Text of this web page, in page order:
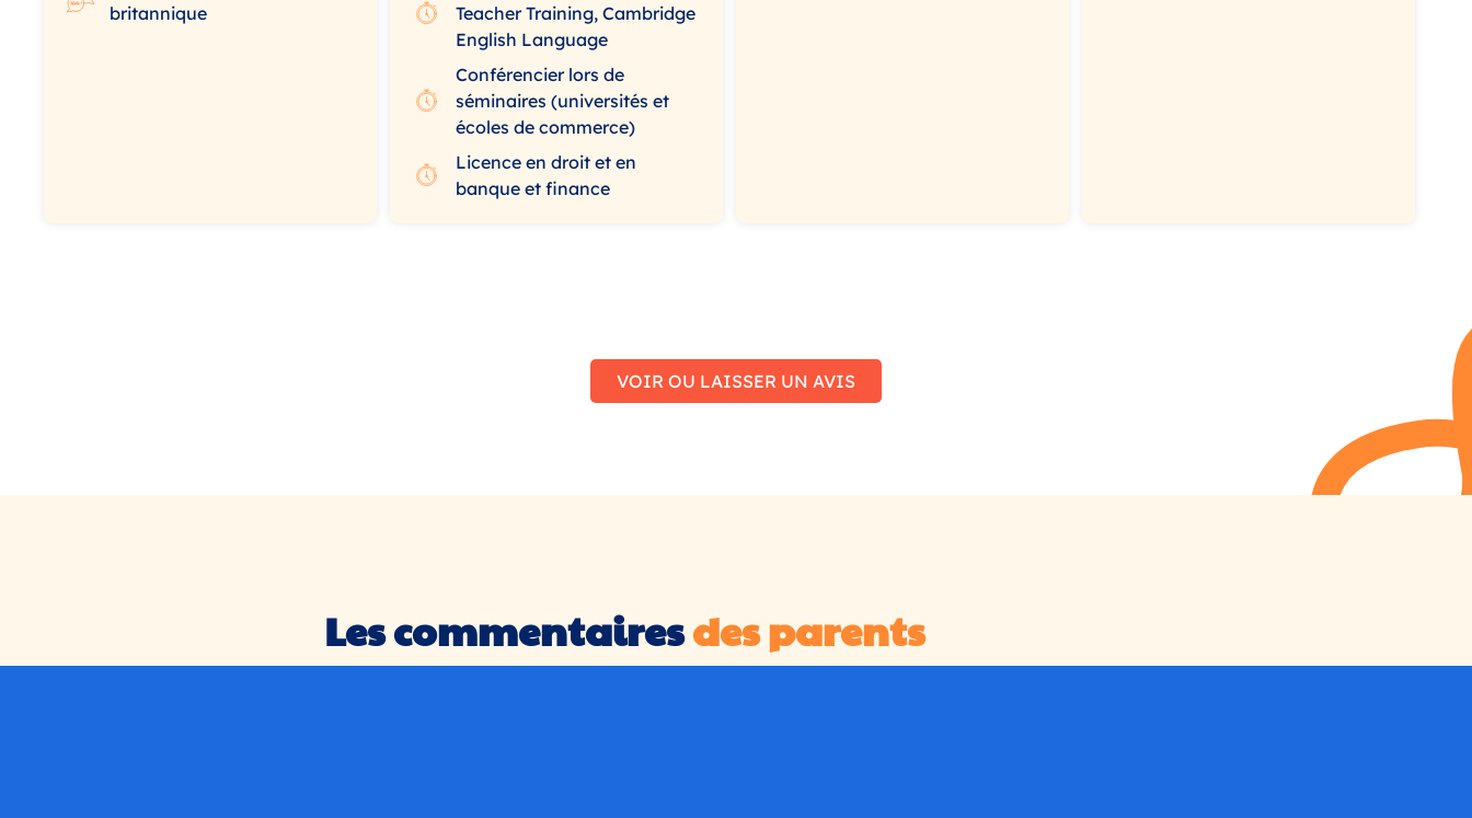
britannique
Teacher Training, Cambridge
English Language
Conférencier lors de
séminaires (universités et
écoles de commerce)
Licence en droit et en
banque et finance
VOIR OU LAISSER UN AVIS
Les commentairesdes parents